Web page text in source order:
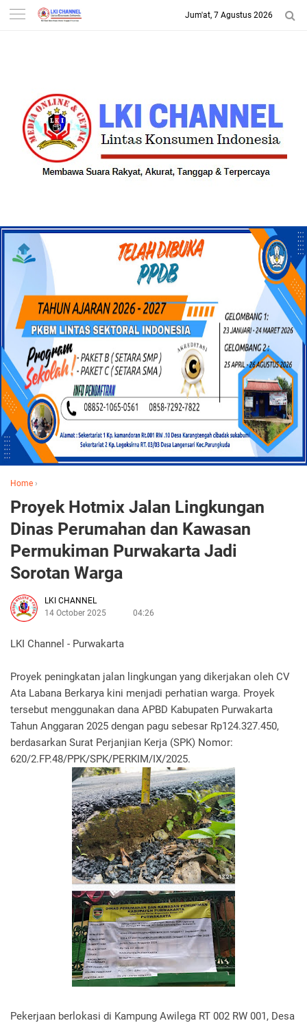
-->
Jum'at, 7 Agustus 2026
Home ›
Proyek Hotmix Jalan Lingkungan
Dinas Perumahan dan Kawasan
Permukiman Purwakarta Jadi
Sorotan Warga
LKI CHANNEL
14 October 2025
04:26
LKI Channel - Purwakarta
Proyek peningkatan jalan lingkungan yang dikerjakan oleh CV
Ata Labana Berkarya kini menjadi perhatian warga. Proyek
tersebut menggunakan dana APBD Kabupaten Purwakarta
Tahun Anggaran 2025 dengan pagu sebesar Rp124.327.450,
berdasarkan Surat Perjanjian Kerja (SPK) Nomor:
620/2.FP.48/PPK/SPK/PERKIM/IX/2025.
Pekerjaan berlokasi di Kampung Awilega RT 002 RW 001, Desa